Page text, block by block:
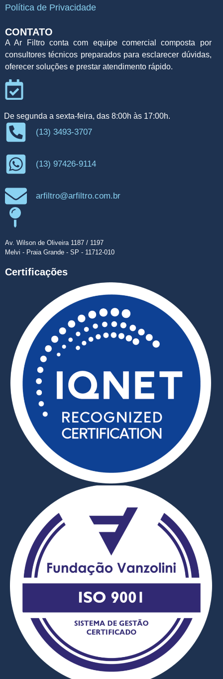
Política de Privacidade
CONTATO
A Ar Filtro conta com equipe comercial composta por
consultores técnicos preparados para esclarecer dúvidas,
oferecer soluções e prestar atendimento rápido.
De segunda a sexta-feira, das 8:00h às 17:00h.
(13) 3493-3707
(13) 97426-9114
arfiltro@arfiltro.com.br
Av. Wilson de Oliveira 1187 / 1197
Melvi - Praia Grande - SP - 11712-010
Certificações